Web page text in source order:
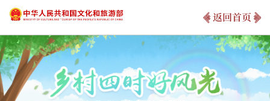
返回首页